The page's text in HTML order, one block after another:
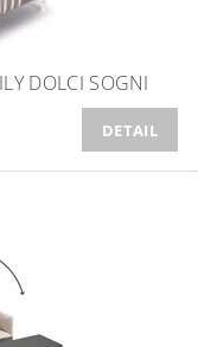
DOLCI SOGNI
DETAIL